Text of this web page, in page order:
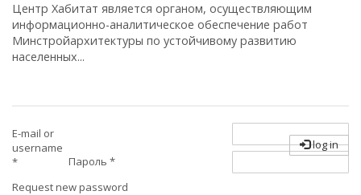
Центр Хабитат является органом, осуществляющим
информационно-аналитическое обеспечение работ
Минстройархитектуры по устойчивому развитию
населенных...
E-mail or
username
*
Пароль *
Request new password
log in